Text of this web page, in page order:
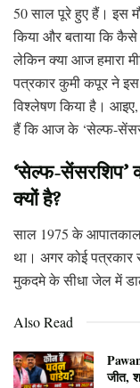
50 साल पूरे हुए हैं। इस
किया और बताया कि
लेकिन क्या आज हमारा
पत्रकार कुमी कपूर ने
विश्लेषण किया है।
हैं कि आज के ‘सेल्फ-
‘सेल्फ-सेंसरशिप’
क्यों है?
साल 1975 के
था। अगर कोई पत्रकार
मुकदमे के सीधा जेल में
Also Read
जीत,